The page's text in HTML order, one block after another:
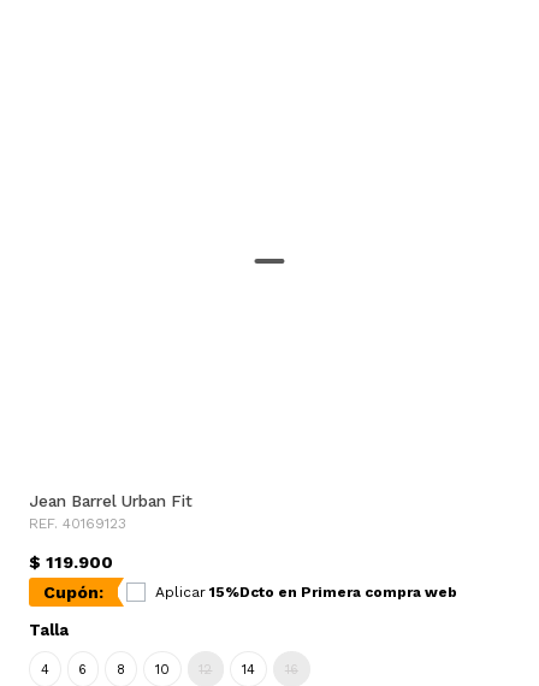
Jean Barrel Urban Fit
REF. 40169123
$ 119.900
Cupón:
Aplicar 15%Dcto en Primera compra web
Talla
4 6 8 10 12 14 16